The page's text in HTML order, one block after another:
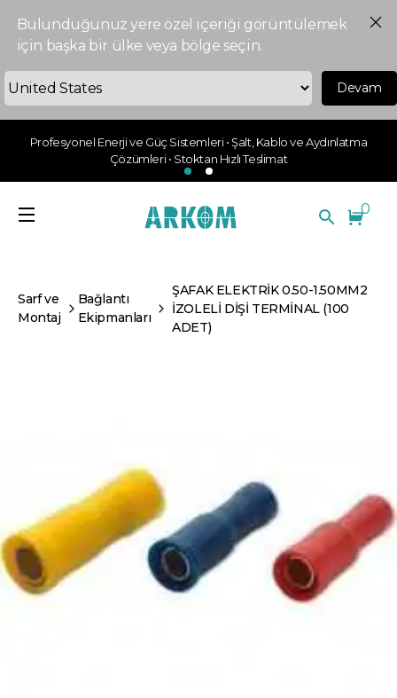
Bulunduğunuz yere özel içeriği görüntülemek
için başka bir ülke veya bölge seçin.
Devam
Profesyonel Enerji ve Güç Sistemleri • Şalt, Kablo ve Aydınlatma
Çözümleri • Stoktan Hızlı Teslimat
0
Sarf ve
Montaj
Bağlantı
Ekipmanları
ŞAFAK ELEKTRİK 0.50-1.50MM2
İZOLELİ DİŞİ TERMİNAL (100
ADET)